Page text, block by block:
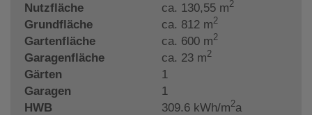
Nutzfläche ca. 130,55 m2
Grundfläche ca. 812 m2
Gartenfläche ca. 600 m2
Garagenfläche ca. 23 m2
Gärten
1
Garagen
1
HWB
309.6 kWh/m2a